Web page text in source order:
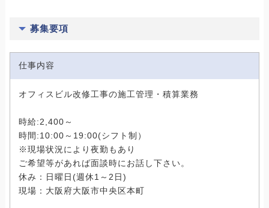
募集要項
仕事内容
オフィスビル改修工事の施工管理・積算業務
時給:2,400～
時間:10:00～19:00(シフト制）
※現場状況により夜勤もあり
ご希望等があれば面談時にお話し下さい。
休み：日曜日(週休1～2日)
現場：大阪府大阪市中央区本町